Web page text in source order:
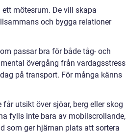
mötesrum. De vill skapa
och bygga relationer
passar bra för både tåg- och
övergång från vardagsstress
på transport. För många känns
utsikt över sjöar, berg eller skog
fylls inte bara av mobilscrollande,
som ger hjärnan plats att sortera